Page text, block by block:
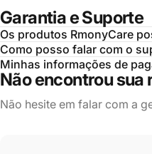
Garantia e Suporte
Os produtos RmonyCare
Como posso falar com o
Minhas informações de
Não encontrou sua
Não hesite em falar com a